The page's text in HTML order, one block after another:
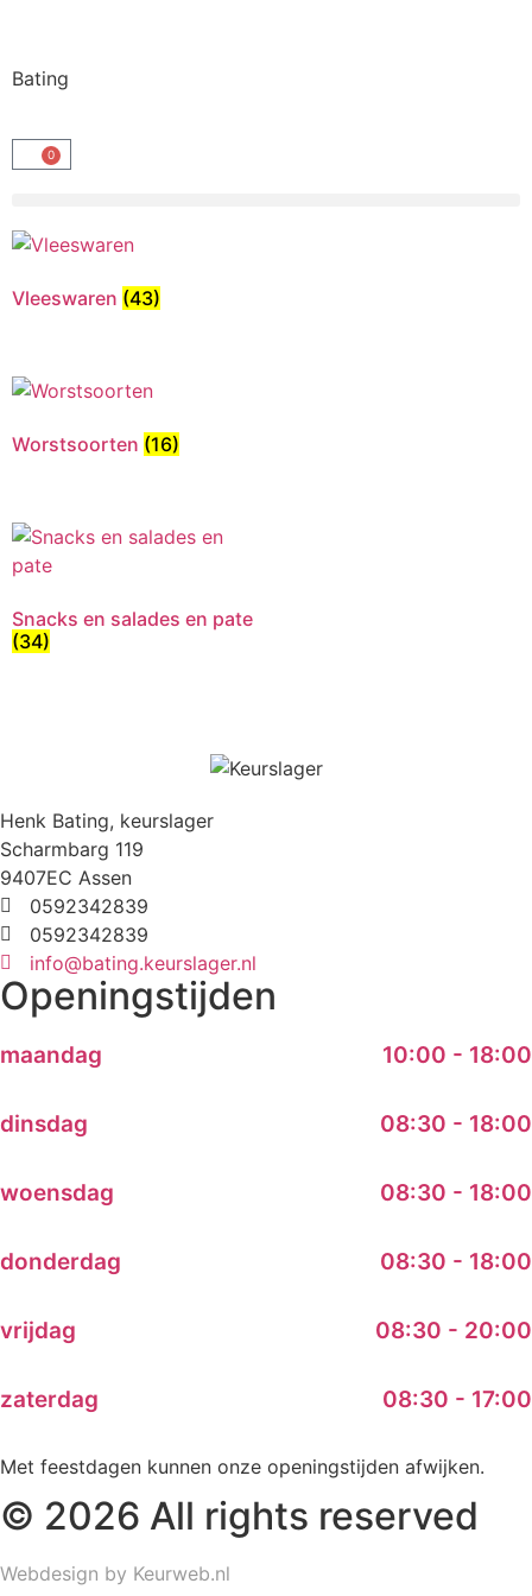
Bating
0
Vleeswaren (43)
Worstsoorten (16)
Snacks en salades en pate
(34)
Henk Bating, keurslager
Scharmbarg 119
9407EC Assen
0592342839
0592342839
info@bating.keurslager.nl
Openingstijden
maandag 10:00 - 18:00
dinsdag 08:30 - 18:00
woensdag 08:30 - 18:00
donderdag 08:30 - 18:00
vrijdag 08:30 - 20:00
zaterdag 08:30 - 17:00
Met feestdagen kunnen onze openingstijden afwijken.
© 2026 All rights reserved
Webdesign by Keurweb.nl